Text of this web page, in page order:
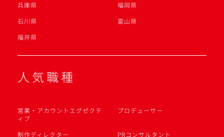
兵庫県
福岡県
石川県
富山県
福井県
人気職種
営業・アカウントエグゼクテ
ィブ
プロデューサー
制作ディレクター
PRコンサルタント